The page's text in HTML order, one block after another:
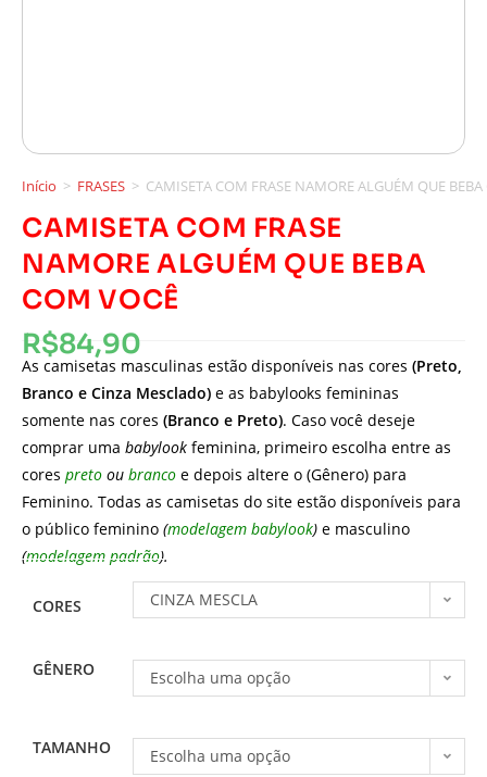
Início > FRASES > CAMISETA COM FRASE NAMORE ALGUÉM QUE
CAMISETA COM FRASE
NAMORE ALGUÉM QUE BEBA
COM VOCÊ
R$84,90
As camisetas masculinas estão disponíveis nas cores (Preto,
Branco e Cinza Mesclado) e as babylooks femininas
somente nas cores (Branco e Preto). Caso você deseje
comprar uma babylook feminina, primeiro escolha entre as
cores preto ou branco e depois altere o (Gênero) para
Feminino. Todas as camisetas do site estão disponíveis para
o público feminino (modelagem babylook) e masculino
(modelagem padrão).
CORES CINZA MESCLA
GÊNERO Escolha uma opção
TAMANHO Escolha uma opção